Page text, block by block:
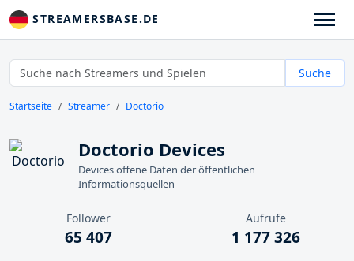
STREAMERSBASE.DE
Suche
Startseite Streamer Doctorio
Doctorio Devices
Devices offene Daten der öffentlichen
Informationsquellen
Follower
65 407
Aufrufe
1 177 326